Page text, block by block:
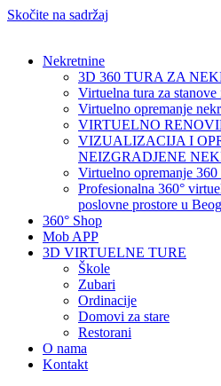
Skočite na sadržaj
Nekretnine
3D 360 TURA ZA
Virtuelna tura za stanove
Virtuelno opremanje
VIRTUELNO
VIZUALIZACIJA I
NEIZGRADJENE
Virtuelno opremanje 360
Profesionalna 360°
poslovne prostore u
360° Shop
Mob APP
3D VIRTUELNE TURE
Škole
Zubari
Ordinacije
Domovi za stare
Restorani
O nama
Kontakt